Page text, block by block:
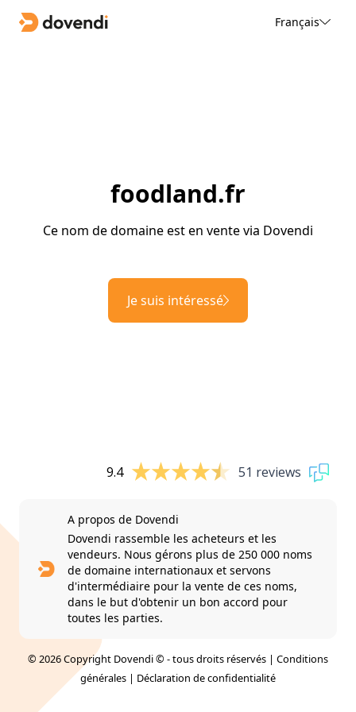
Français
foodland.fr
Ce nom de domaine est en vente via Dovendi
Je suis intéressé
9.4 51 reviews
A propos de Dovendi
Dovendi rassemble les acheteurs et les
vendeurs. Nous gérons plus de 250 000 noms
de domaine internationaux et servons
d'intermédiaire pour la vente de ces noms,
dans le but d'obtenir un bon accord pour
toutes les parties.
© 2026 Copyright Dovendi © - tous droits réservés | Conditions
générales | Déclaration de confidentialité